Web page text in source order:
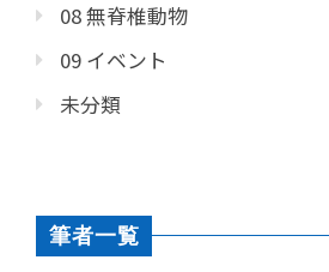
08 無脊椎動物
09 イベント
未分類
筆者一覧